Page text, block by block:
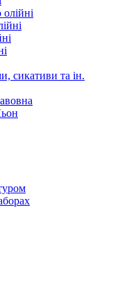
сикативи та ін.